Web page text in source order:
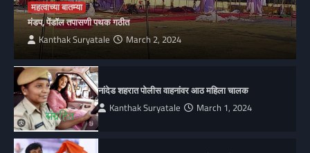
महत्वाच्या बातम्या
मंडप, पेंडॉल तपासणी पथक गठीत
Kanthak Suryatale March 2, 2024
नांदेड शहरात पोलीस वाहनांवर आठ महिला चालक
Kanthak Suryatale March 1, 2024